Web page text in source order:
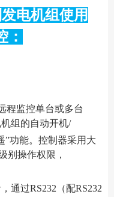
电机组使用
：
程监控单台或多台
组的自动开机/
”功能。控制器采用大
别操作权限，
过RS232（配RS232